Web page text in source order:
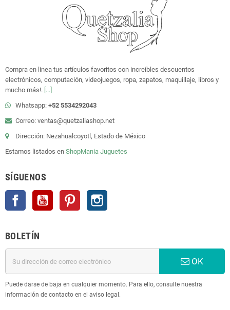
Compra en linea tus artículos favoritos con increíbles descuentos
electrónicos, computación, videojuegos, ropa, zapatos, maquillaje, libros y
mucho más!. [...]
Whatsapp: +52 5534292043
Correo: ventas@quetzaliashop.net
Dirección: Nezahualcoyotl, Estado de México
Estamos listados en ShopMania Juguetes
SÍGUENOS
Facebook YouTube Pinterest
BOLETÍN
OK
Puede darse de baja en cualquier momento. Para ello, consulte nuestra
información de contacto en el aviso legal.